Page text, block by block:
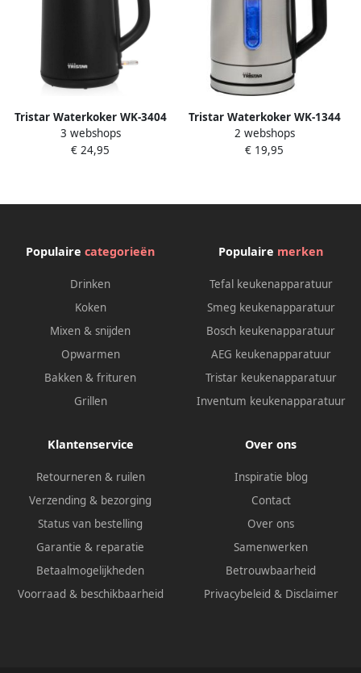
Tristar Waterkoker WK-3404
1.5 liter waterkoker met
dubbelwandige behuizing
droogkookbeveiliging Zwart
3 webshops
€ 24,95
Tristar Waterkoker WK-1344
1 7 liter 360° draaibaar
Droogkookbeveiliging
2 webshops
€ 19,95
Populaire categorieën
Drinken
Koken
Mixen & snijden
Opwarmen
Bakken & frituren
Grillen
Populaire merken
Tefal keukenapparatuur
Smeg keukenapparatuur
Bosch keukenapparatuur
AEG keukenapparatuur
Tristar keukenapparatuur
Inventum keukenapparatuur
Klantenservice
Retourneren & ruilen
Verzending & bezorging
Status van bestelling
Garantie & reparatie
Betaalmogelijkheden
Voorraad & beschikbaarheid
Over ons
Inspiratie blog
Contact
Over ons
Samenwerken
Betrouwbaarheid
Privacybeleid & Disclaimer